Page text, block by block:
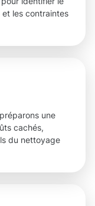
les contraintes
une
cachés,
du nettoyage